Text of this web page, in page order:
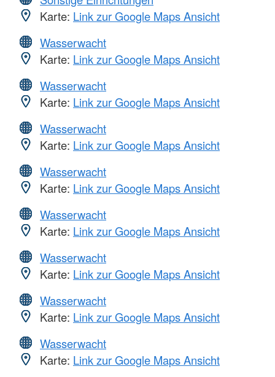
Karte: Link zur Google Maps Ansicht
Wasserwacht
Karte: Link zur Google Maps Ansicht
Wasserwacht
Karte: Link zur Google Maps Ansicht
Wasserwacht
Karte: Link zur Google Maps Ansicht
Wasserwacht
Karte: Link zur Google Maps Ansicht
Wasserwacht
Karte: Link zur Google Maps Ansicht
Wasserwacht
Karte: Link zur Google Maps Ansicht
Wasserwacht
Karte: Link zur Google Maps Ansicht
Wasserwacht
Karte: Link zur Google Maps Ansicht